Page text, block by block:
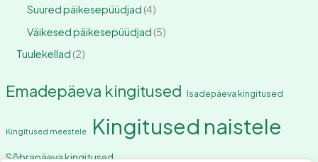
Suured päikesepüüdjad 4
Väikesed päikesepüüdjad 5
Tuulekellad 2
Emadepäeva kingitused Isadepäeva kingitused
Kingitused meestele Kingitused naistele
Sõbrapäeva kingitused